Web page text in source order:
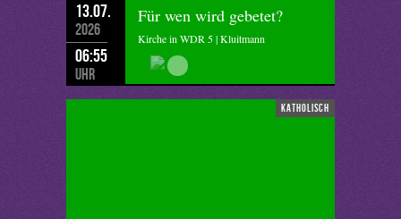
13.07.
2026
06:55
Uhr
Für wen wird gebetet?
Kirche in WDR 5 | Kluitmann
katholisch